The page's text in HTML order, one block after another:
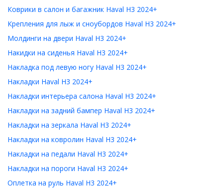
Коврики в салон и багажник Haval H3 2024+
Крепления для лыж и сноубордов Haval H3 2024+
Молдинги на двери Haval H3 2024+
Накидки на сиденья Haval H3 2024+
Накладка под левую ногу Haval H3 2024+
Накладки Haval H3 2024+
Накладки интерьера салона Haval H3 2024+
Накладки на задний бампер Haval H3 2024+
Накладки на зеркала Haval H3 2024+
Накладки на ковролин Haval H3 2024+
Накладки на педали Haval H3 2024+
Накладки на пороги Haval H3 2024+
Оплетка на руль Haval H3 2024+